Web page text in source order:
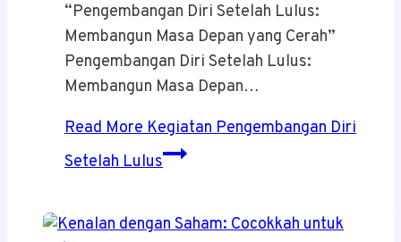
“Pengembangan Diri Setelah Lulus:
Membangun Masa Depan yang Cerah”
Pengembangan Diri Setelah Lulus:
Membangun Masa Depan…
Read MoreKegiatan Pengembangan Diri
Setelah Lulus